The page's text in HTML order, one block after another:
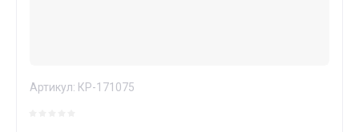
Артикул: КР-171075